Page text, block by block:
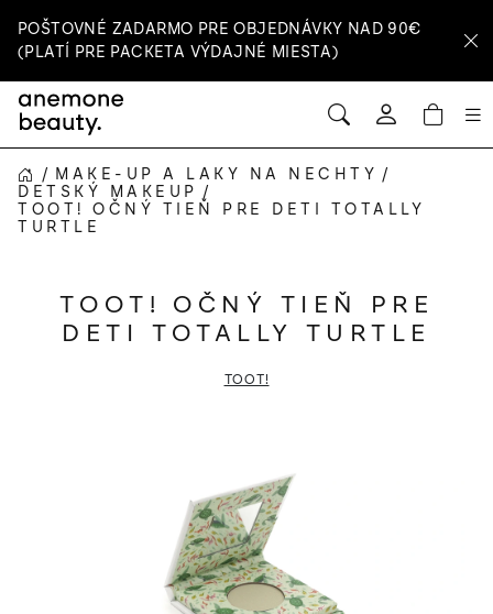
na
obsah
POŠTOVNÉ ZADARMO PRE OBJEDNÁVKY NAD 90€
(PLATÍ PRE PACKETA VÝDAJNÉ MIESTA)
HĽADAŤ
Prihlásenie
DOMOV
/ MAKE-UP A LAKY NA NECHTY /
DETSKÝ MAKEUP /
TOOT! OČNÝ TIEŇ PRE DETI TOTALLY
TURTLE
TOOT! OČNÝ TIEŇ PRE
DETI TOTALLY TURTLE
TOOT!